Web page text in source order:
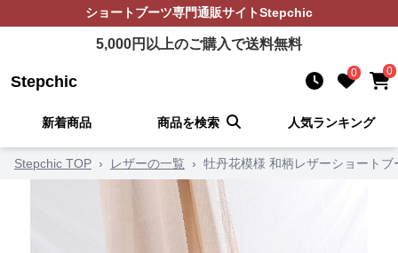
ショートブーツ専門通販サイトStepchic
5,000円以上のご購入で送料無料
Stepchic 0 0
新着商品 商品を検索 人気ランキング
Stepchic TOP › レザーの一覧 › 牡丹花模様 和柄レザーショートブ